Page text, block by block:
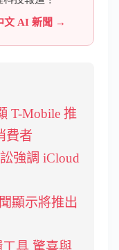
文 AI 新聞 →
T-Mobile 推
費者
強調 iCloud
顯示將推出
具 驚喜與